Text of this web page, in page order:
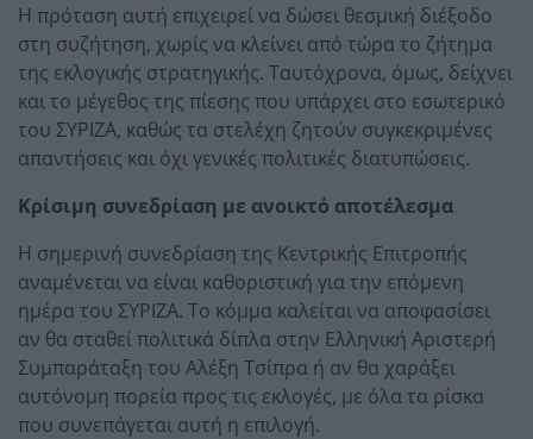
Η πρόταση αυτή επιχειρεί να δώσει θεσμική διέξοδο
στη συζήτηση, χωρίς να κλείνει από τώρα το ζήτημα
της εκλογικής στρατηγικής. Ταυτόχρονα, όμως, δείχνει
και το μέγεθος της πίεσης που υπάρχει στο εσωτερικό
του ΣΥΡΙΖΑ, καθώς τα στελέχη ζητούν συγκεκριμένες
απαντήσεις και όχι γενικές πολιτικές διατυπώσεις.
Κρίσιμη συνεδρίαση με ανοικτό αποτέλεσμα
Η σημερινή συνεδρίαση της Κεντρικής Επιτροπής
αναμένεται να είναι καθοριστική για την επόμενη
ημέρα του ΣΥΡΙΖΑ. Το κόμμα καλείται να αποφασίσει
αν θα σταθεί πολιτικά δίπλα στην Ελληνική Αριστερή
Συμπαράταξη του Αλέξη Τσίπρα ή αν θα χαράξει
αυτόνομη πορεία προς τις εκλογές, με όλα τα ρίσκα
που συνεπάγεται αυτή η επιλογή.